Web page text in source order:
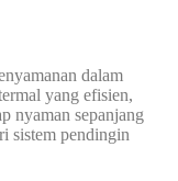
dalam
yang efisien,
nyaman sepanjang
sistem pendingin